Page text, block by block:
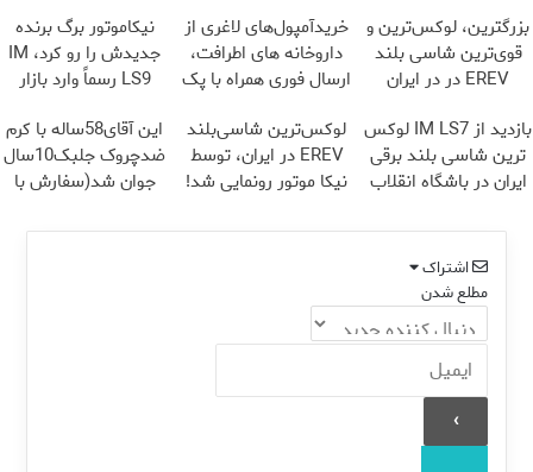
بزرگترین، لوکس‌ترین و
قوی‌ترین شاسی بلند
EREV در در ایران
خریدآمپول‌های لاغری از
داروخانه های اطرافت،
ارسال فوری همراه با پک
نیکاموتور برگ برنده
جدیدش را رو کرد، IM
LS9 رسماً وارد بازار
بازدید از IM LS7 لوکس
ترین شاسی بلند برقی
ایران در باشگاه انقلاب
لوکس‌ترین شاسی‌بلند
EREV در ایران، توسط
نیکا موتور رونمایی شد!
این آقای58ساله با کرم
ضدچروک جلبک10سال
جوان شد(سفارش با
اشتراک
مطلع شدن